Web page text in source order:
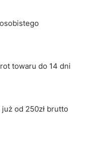
towaru do 14 dni
już od 250zł brutto